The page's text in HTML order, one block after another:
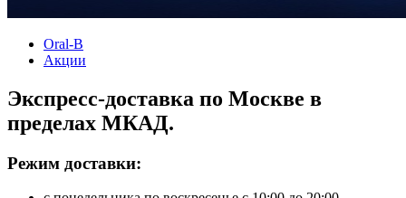
Oral-B
Акции
Экспресс-доставка по Москве в
пределах МКАД.
Режим доставки: